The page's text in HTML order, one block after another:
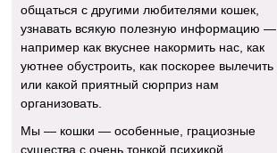
общаться с другими любителями кошек,
узнавать всякую полезную информацию —
например как вкуснее накормить нас, как
уютнее обустроить, как поскорее вылечить
или какой приятный сюрприз нам
организовать.
Мы — кошки — особенные, грациозные
существа с очень тонкой психикой